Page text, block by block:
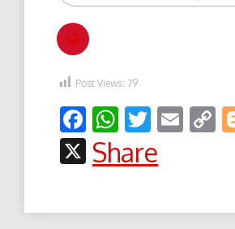
Post Views: 79
FacebookTwitter
X
Share